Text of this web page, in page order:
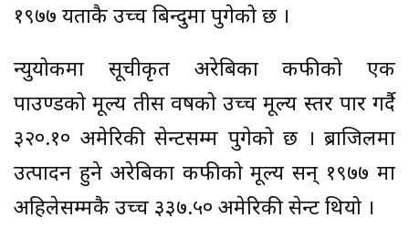
१९७७ यताकै उच्च बिन्दुमा पुगेको छ ।
न्युयोर्कमा सूचीकृत अरेबिका कफीको एक
पाउण्डको मूल्य तीस वर्षको उच्च मूल्य स्तर पार गर्दै
३२०.१० अमेरिकी सेन्टसम्म पुगेको छ । ब्राजिलमा
उत्पादन हुने अरेबिका कफीको मूल्य सन् १९७७ मा
अहिलेसम्मकै उच्च ३३७.५० अमेरिकी सेन्ट थियो ।